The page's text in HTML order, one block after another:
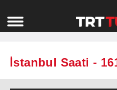
İstanbul Saati -